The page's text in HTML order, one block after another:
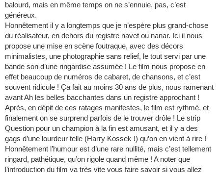
balourd, mais en même temps on ne s’ennuie, pas, c’est
généreux.
Honnêtement il y a longtemps que je n’espère plus grand-chose
du réalisateur, en dehors du registre navet ou nanar. Ici il nous
propose une mise en scène foutraque, avec des décors
minimalistes, une photographie sans relief, le tout servi par une
bande son d’une ringardise assumée ! Le film nous propose en
effet beaucoup de numéros de cabaret, de chansons, et c’est
souvent ridicule ! Ça fait au moins 30 ans de plus, nous ramenant
avant Ah les belles bacchantes dans un registre approchant !
Après, en dépit de ces ratages manifestes, le film est rythmé, et
finalement on se surprend parfois de le trouver drôle ! Le strip
Question pour un champion à la fin est amusant, et il y a des
gags d’une lourdeur telle (Harry Kossek !) qu’on en vient à rire !
Honnêtement l’humour est d’une rare nullité, mais c’est tellement
ringard, pathétique, qu’on rigole quand même ! A noter que
l’introduction du film va très vite vous faire savoir si vous allez